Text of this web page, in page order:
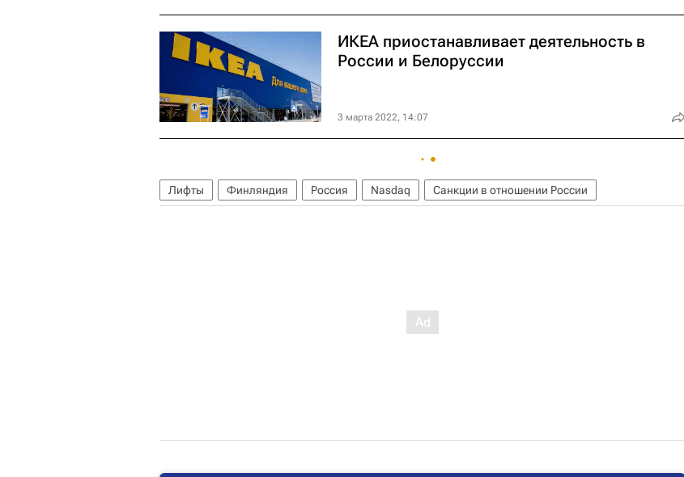
ИКЕА приостанавливает деятельность в
России и Белоруссии
3 марта 2022, 14:07
Лифты Финляндия Россия Nasdaq Санкции в отношении России